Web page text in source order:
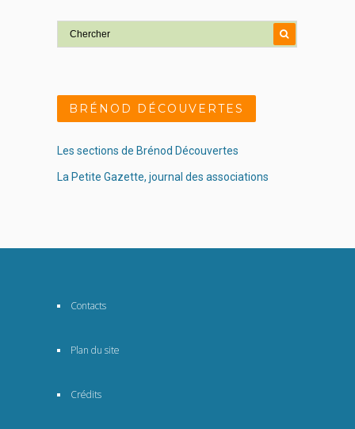
BRÉNOD DÉCOUVERTES
Les sections de Brénod Découvertes
La Petite Gazette, journal des associations
Contacts
Plan du site
Crédits